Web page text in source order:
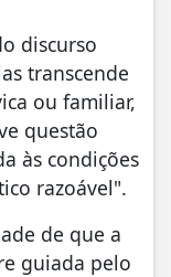
discurso
transcende
ou familiar,
questão
às condições
razoável".
de que a
guiada pelo